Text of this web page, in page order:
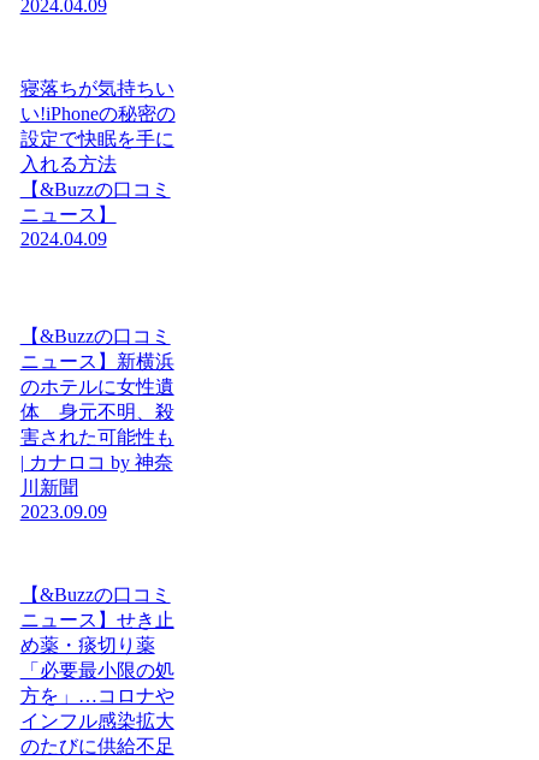
2024.04.09
寝落ちが気持ちい
い!iPhoneの秘密の
設定で快眠を手に
入れる方法
【&Buzzの口コミ
ニュース】
2024.04.09
【&Buzzの口コミ
ニュース】新横浜
のホテルに女性遺
体 身元不明、殺
害された可能性も
| カナロコ by 神奈
川新聞
2023.09.09
【&Buzzの口コミ
ニュース】せき止
め薬・痰切り薬
「必要最小限の処
方を」…コロナや
インフル感染拡大
のたびに供給不足